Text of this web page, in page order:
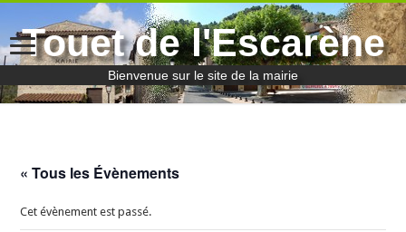
Touet de l'Escarène
Bienvenue sur le site de la mairie
« Tous les Évènements
Cet évènement est passé.